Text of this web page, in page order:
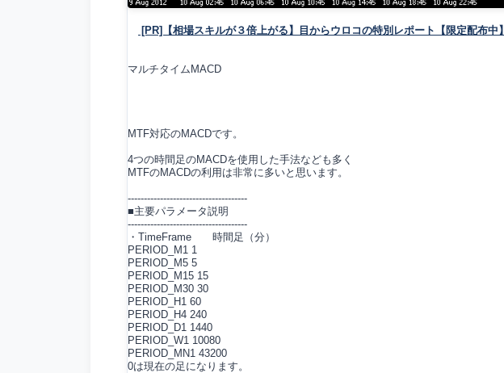
[PR]【相場スキルが３倍上がる】目からウロコの特別レポート【限定配布中】
マルチタイムMACD
MTF対応のMACDです。
4つの時間足のMACDを使用した手法なども多く
MTFのMACDの利用は非常に多いと思います。
-------------------------------------
■主要パラメータ説明
-------------------------------------
・TimeFrame 時間足（分）
PERIOD_M1 1
PERIOD_M5 5
PERIOD_M15 15
PERIOD_M30 30
PERIOD_H1 60
PERIOD_H4 240
PERIOD_D1 1440
PERIOD_W1 10080
PERIOD_MN1 43200
0は現在の足になります。